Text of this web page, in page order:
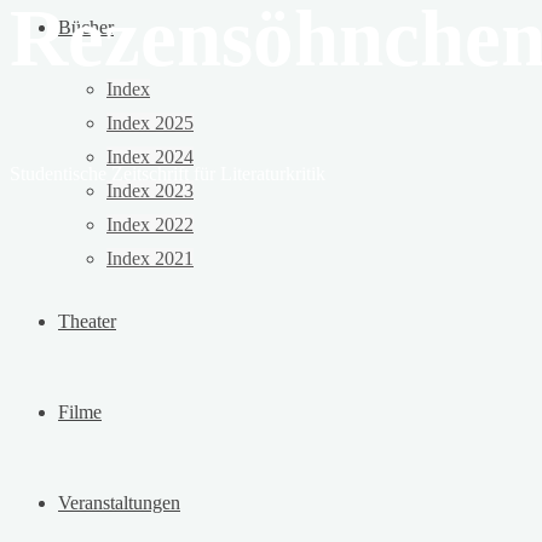
Bücher
Index
Index 2025
Index 2024
Index 2023
Index 2022
Index 2021
Theater
Filme
Veranstaltungen